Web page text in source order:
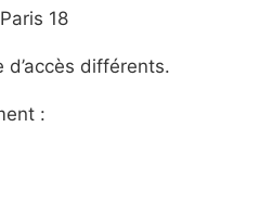
18
différents.
: